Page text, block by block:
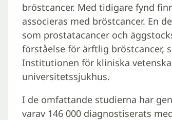
bröstcancer. Med tidigare fynd
associeras med bröstcancer. En
som prostatacancer och
förståelse för ärftlig bröstcancer,
Institutionen för kliniska
universitetssjukhus.
I de omfattande studierna har
varav 146 000 diagnostiserats